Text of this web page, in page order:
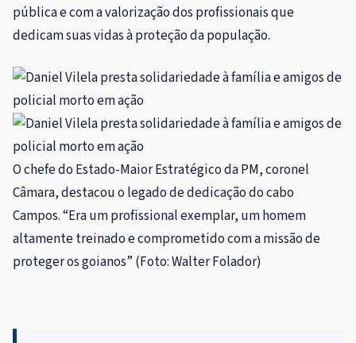
pública e com a valorização dos profissionais que
dedicam suas vidas à proteção da população.
O chefe do Estado-Maior Estratégico da PM, coronel
Câmara, destacou o legado de dedicação do cabo
Campos. “Era um profissional exemplar, um homem
altamente treinado e comprometido com a missão de
proteger os goianos” (Foto: Walter Folador)